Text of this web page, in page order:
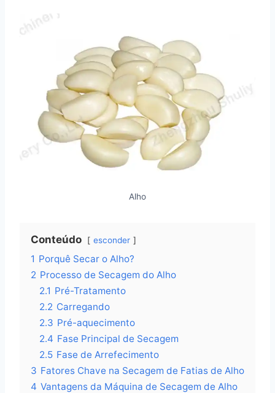
Alho
Conteúdo esconder
1 Porquê Secar o Alho?
2 Processo de Secagem do Alho
2.1 Pré-Tratamento
2.2 Carregando
2.3 Pré-aquecimento
2.4 Fase Principal de Secagem
2.5 Fase de Arrefecimento
3 Fatores Chave na Secagem de Fatias de Alho
4 Vantagens da Máquina de Secagem de Alho